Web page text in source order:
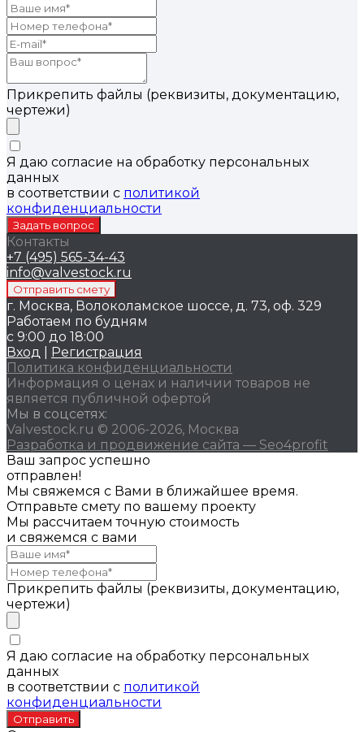
Прикрепить файлы (реквизиты, документацию,
чертежи)
Я даю согласие на обработку персональных
данных
в соответствии с политикой
конфиденциальности
Контакты
+7 (495) 565-34-43
info@valvestock.ru
г. Москва, Волоколамское шоссе, д. 73, оф. 329
Работаем по будням
с 9:00 до 18:00
Вход
Регистрация
Политика конфиденциальности
Информация о ценах и наличии товаров не
является публичной офертой
Мы в соцсетях:
Valvestock.ru © 2006-2026, Москва
Разработка и продвижение сайта — Seo4profit
Ваш запрос успешно
отправлен!
Мы свяжемся с Вами в ближайшее время.
Отправьте смету по вашему проекту
Мы рассчитаем точную стоимость
и свяжемся с вами
Прикрепить файлы (реквизиты, документацию,
чертежи)
Я даю согласие на обработку персональных
данных
в соответствии с политикой
конфиденциальности